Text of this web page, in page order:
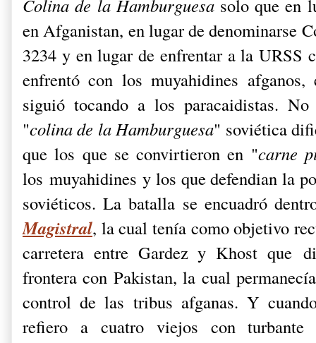
Colina de la Hamburguesasolo que en
en Afganistan, en lugar de denominarse
3234 y en lugar de enfrentar a la URSS
enfrentó con los muyahidines
siguió tocando a los paracaidistas.
"colina de la Hamburguesa" soviética
que los que se convirtieron en "carne
los muyahidines y los que defendian la
soviéticos. La batalla se encuadró
Magistral, la cual tenía como objetivo
carretera entre Gardez y Khost que
frontera con Pakistan, la cual
control de las tribus afganas. Y
refiero a cuatro viejos con turbante